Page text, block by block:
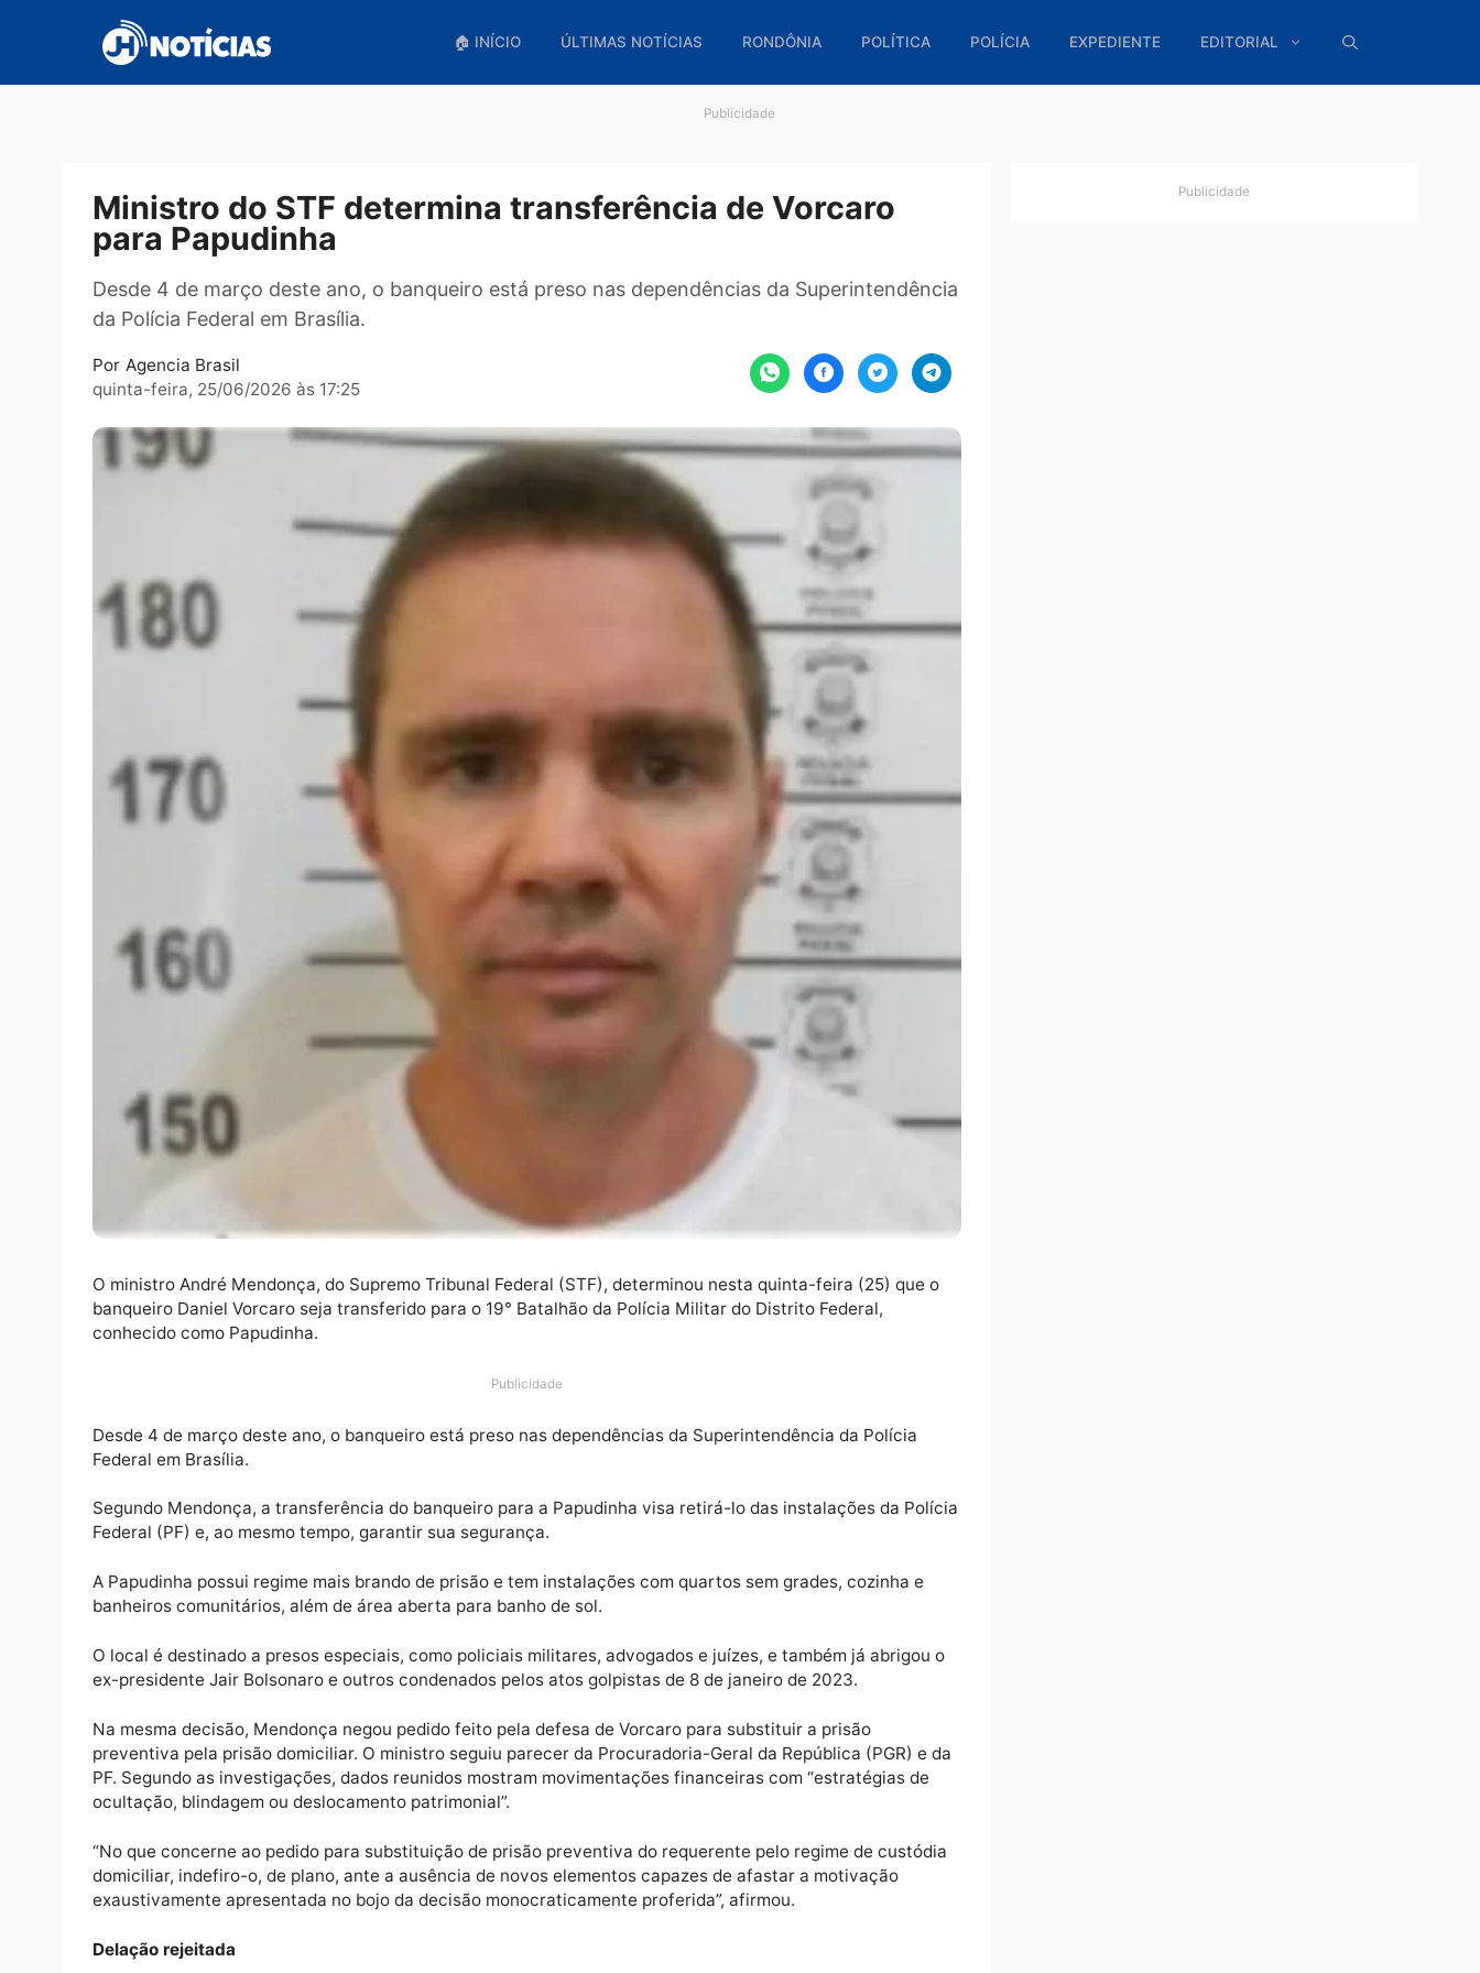
conteúdo
🏠 INÍCIO ÚLTIMAS NOTÍCIAS RONDÔNIA POLÍTICA POLÍCIA EXPEDIENTE EDITORIAL
Ministro do STF determina transferência de Vorcaro
para Papudinha
Desde 4 de março deste ano, o banqueiro está preso nas dependências da Superintendência
da Polícia Federal em Brasília.
Agencia Brasil
quinta-feira, 25/06/2026 às 17:25
O ministro André Mendonça, do Supremo Tribunal Federal (STF), determinou nesta quinta-feira (25) que o
banqueiro Daniel Vorcaro seja transferido para o 19° Batalhão da Polícia Militar do Distrito Federal,
Publicidade
Desde 4 de março deste ano, o banqueiro está preso nas dependências da Superintendência da Polícia
Federal em Brasília.
Segundo Mendonça, a transferência do banqueiro para a Papudinha visa retirá-lo das instalações da Polícia
A Papudinha possui regime mais brando de prisão e tem instalações com quartos sem grades, cozinha e
banheiros comunitários, além de área aberta para banho de sol.
O local é destinado a presos especiais, como policiais militares, advogados e juízes, e também já abrigou o
ex-presidente Jair Bolsonaro e outros condenados pelos atos golpistas de 8 de janeiro de 2023.
preventiva pela prisão domiciliar. O ministro seguiu parecer da Procuradoria-Geral da República (PGR) e da